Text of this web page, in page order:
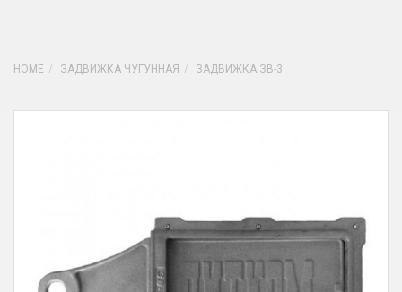
HOME ЗАДВИЖКА ЧУГУННАЯ ЗАДВИЖКА ЗВ-3